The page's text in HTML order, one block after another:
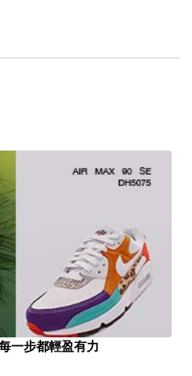
一步都輕盈有力